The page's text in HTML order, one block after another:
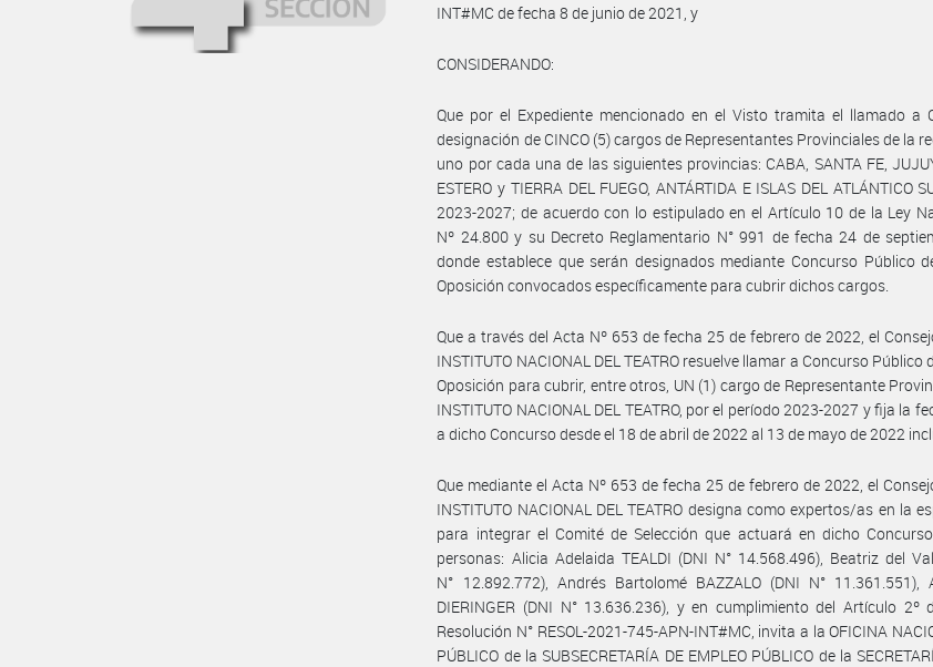
INT#MC de fecha 8 de junio de 2021, y
CONSIDERANDO:
Que por el Expediente mencionado en el Visto tramita el llamado a
designación de CINCO (5) cargos de Representantes Provinciales de la
uno por cada una de las siguientes provincias: CABA, SANTA FE,
ESTERO y TIERRA DEL FUEGO, ANTÁRTIDA E ISLAS DEL ATLÁNTICO
2023-2027; de acuerdo con lo estipulado en el Artículo 10 de la Ley
Nº 24.800 y su Decreto Reglamentario N° 991 de fecha 24 de
donde establece que serán designados mediante Concurso Público
Oposición convocados específicamente para cubrir dichos cargos.
Que a través del Acta Nº 653 de fecha 25 de febrero de 2022, el
INSTITUTO NACIONAL DEL TEATRO resuelve llamar a Concurso Público
Oposición para cubrir, entre otros, UN (1) cargo de Representante
INSTITUTO NACIONAL DEL TEATRO, por el período 2023-2027 y fija la
a dicho Concurso desde el 18 de abril de 2022 al 13 de mayo de 2022
Que mediante el Acta Nº 653 de fecha 25 de febrero de 2022, el
INSTITUTO NACIONAL DEL TEATRO designa como expertos/as en la
para integrar el Comité de Selección que actuará en dicho
personas: Alicia Adelaida TEALDI (DNI N° 14.568.496), Beatriz del
N° 12.892.772), Andrés Bartolomé BAZZALO (DNI N° 11.361.551),
DIERINGER (DNI N° 13.636.236), y en cumplimiento del Artículo 2º
Resolución N° RESOL-2021-745-APN-INT#MC, invita a la OFICINA
PÚBLICO de la SUBSECRETARÍA DE EMPLEO PÚBLICO de la